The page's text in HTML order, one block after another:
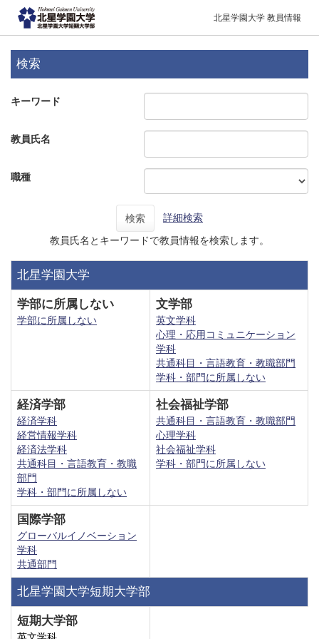
北星学園大学 教員情報
検索
キーワード
教員氏名
職種
検索 詳細検索
教員氏名とキーワードで教員情報を検索します。
北星学園大学
学部に所属しない
学部に所属しない
文学部
英文学科
心理・応用コミュニケーション
学科
共通科目・言語教育・教職部門
学科・部門に所属しない
経済学部
経済学科
経営情報学科
経済法学科
共通科目・言語教育・教職
部門
学科・部門に所属しない
社会福祉学部
共通科目・言語教育・教職部門
心理学科
社会福祉学科
学科・部門に所属しない
国際学部
グローバルイノベーション
学科
共通部門
北星学園大学短期大学部
短期大学部